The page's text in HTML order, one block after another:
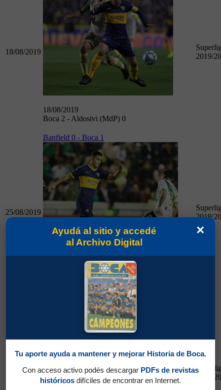
18/08/2019
18/08/2019
Boca 2 - Aldosivi (MdP) 0
2019/
25/08/2019
Banfield 0 - Boca 1
Banfield 0 - Boca 1
2019/
10/11/2019
Vélez 0 - Boca 0
2019/
×
Ayudá al sitio y accedé
al Archivo Digital
Tu aporte ayuda a mantener y mejorar Historia de Boca.
Con acceso activo podés descargar PDFs de revistas
históricos difíciles de encontrar en Internet.